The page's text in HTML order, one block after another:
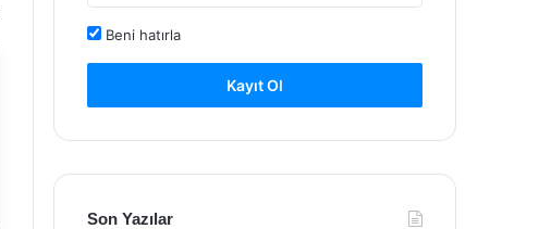
Beni hatırla
Kayıt Ol
Son Yazılar